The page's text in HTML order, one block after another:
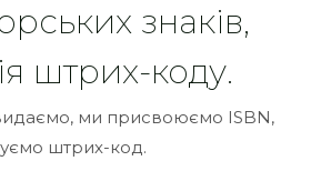
знаків,
штрих-коду.
ми присвоюємо ISBN,
штрих-код.